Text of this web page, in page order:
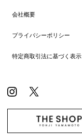
会社概要
プライバシーポリシー
特定商取引法に基づく表示